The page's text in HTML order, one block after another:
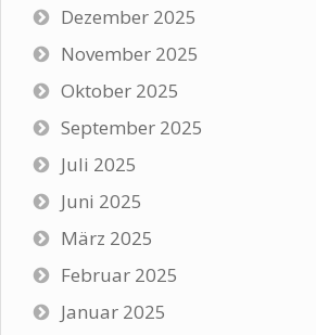
Dezember 2025
November 2025
Oktober 2025
September 2025
Juli 2025
Juni 2025
März 2025
Februar 2025
Januar 2025